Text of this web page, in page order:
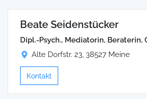
Beate Seidenstücker
Dipl.-Psych., Mediatorin, Beraterin,
Alte Dorfstr. 23, 38527 Meine
Kontakt